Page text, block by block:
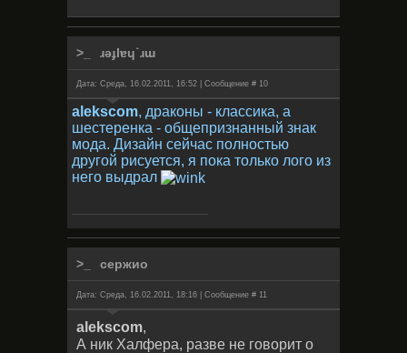
ɹǝɟlɐɥ˙ɹɯ
Дата: Среда, 16.02.2011, 16:52 | Сообщение # 10
alekscom, драконы - классика, а
шестеренка - общепризнанный знак
мода. Дизайн сейчас полностью
другой рисуется, я пока только лого из
него выдрал
сержио
Дата: Среда, 16.02.2011, 18:16 | Сообщение # 11
alekscom,
А ник Халфера, разве не говорит о